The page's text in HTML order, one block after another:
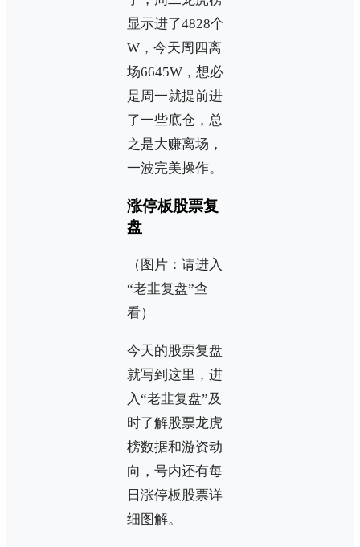
显示进了4828个
W，今天周四离
场6645W，想必
是周一就提前进
了一些底仓，总
之是大赚离场，
一波完美操作。
涨停板股票复
盘
（图片：请进入
“老韭复盘”查
看）
今天的股票复盘
就写到这里，进
入“老韭复盘”及
时了解股票龙虎
榜数据和游资动
向，号内还有每
日涨停板股票详
细图解。